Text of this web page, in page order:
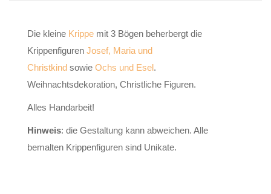
Die kleine Krippe mit 3 Bögen beherbergt die
Krippenfiguren Josef, Maria und
Christkind sowie Ochs und Esel.
Weihnachtsdekoration, Christliche Figuren.
Alles Handarbeit!
Hinweis: die Gestaltung kann abweichen. Alle
bemalten Krippenfiguren sind Unikate.